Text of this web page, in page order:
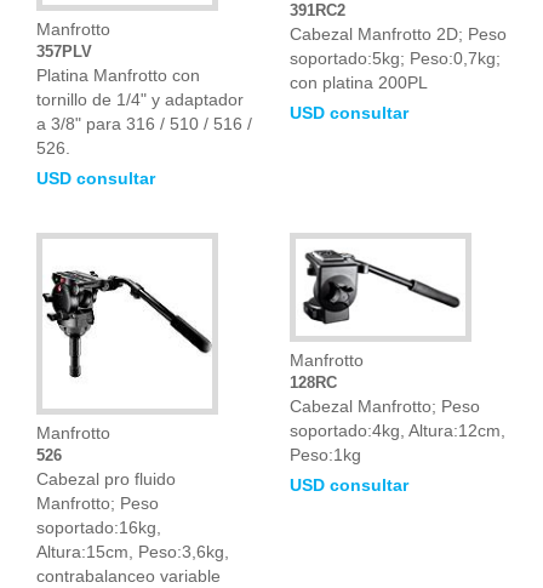
Manfrotto
357PLV
Platina Manfrotto con
tornillo de 1/4" y adaptador
a 3/8" para 316 / 510 / 516 /
526.
USD consultar
391RC2
Cabezal Manfrotto 2D; Peso
soportado:5kg; Peso:0,7kg;
con platina 200PL
USD consultar
Manfrotto
526
Cabezal pro fluido
Manfrotto; Peso
soportado:16kg,
Altura:15cm, Peso:3,6kg,
contrabalanceo variable
Manfrotto
128RC
Cabezal Manfrotto; Peso
soportado:4kg, Altura:12cm,
Peso:1kg
USD consultar